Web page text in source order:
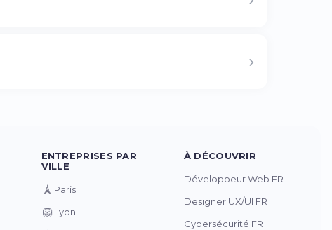
ENTREPRISES PAR
VILLE
🗼 Paris
🦁 Lyon
À DÉCOUVRIR
Développeur Web FR
Designer UX/UI FR
Cybersécurité FR